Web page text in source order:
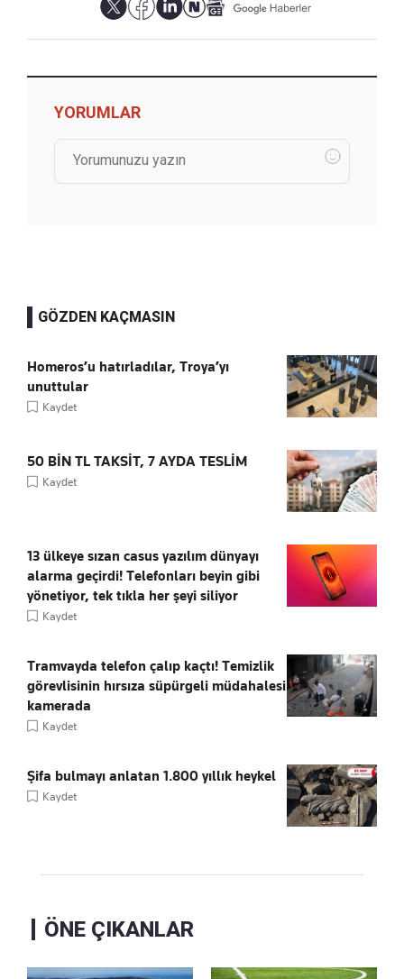
YORUMLAR
GÖZDEN KAÇMASIN
Homeros’u hatırladılar, Troya’yı
unuttular
Kaydet
50 BİN TL TAKSİT, 7 AYDA TESLİM
Kaydet
13 ülkeye sızan casus yazılım dünyayı
alarma geçirdi! Telefonları beyin gibi
yönetiyor, tek tıkla her şeyi siliyor
Kaydet
Tramvayda telefon çalıp kaçtı! Temizlik
görevlisinin hırsıza süpürgeli müdahalesi
kamerada
Kaydet
Şifa bulmayı anlatan 1.800 yıllık heykel
Kaydet
ÖNE ÇIKANLAR